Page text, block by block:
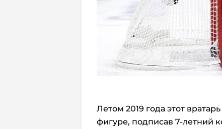
Летом 2019 года этот
фигуре, подписав 7-летний